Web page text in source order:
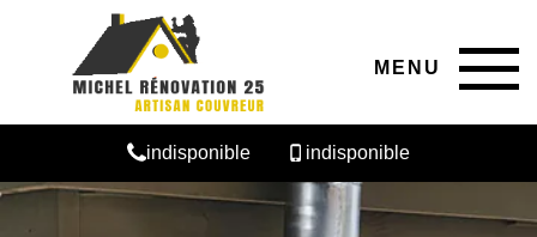
MENU
indisponible indisponible